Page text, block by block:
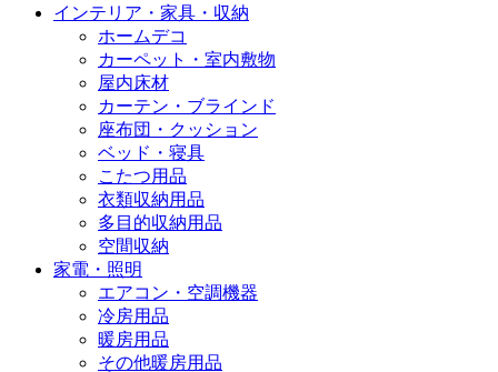
インテリア・家具・収納
ホームデコ
カーペット・室内敷物
屋内床材
カーテン・ブラインド
座布団・クッション
ベッド・寝具
こたつ用品
衣類収納用品
多目的収納用品
空間収納
家電・照明
エアコン・空調機器
冷房用品
暖房用品
その他暖房用品